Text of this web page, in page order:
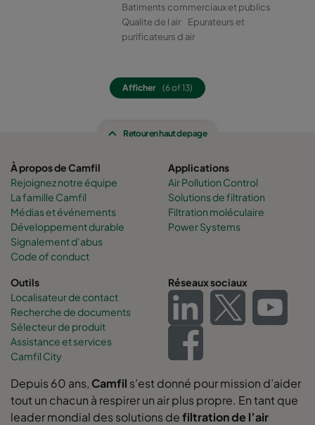
Batiments commerciaux et publics
Qualite de l air
Epurateurs et
purificateurs d air
Afficher (6 of 13)
Retour en haut de page
À propos de Camfil
Rejoignez notre équipe
La famille Camfil
Médias et événements
Développement durable
Signalement d’abus
Code of conduct
Applications
Air Pollution Control
Solutions de filtration
Filtration moléculaire
Power Systems
Outils
Localisateur de contact
Recherche de documents
Sélecteur de produit
Assistance et services
Camfil City
Réseaux sociaux
Depuis 60 ans, Camfil s’est donné pour mission d’aider
tout un chacun à respirer un air plus propre. En tant que
leader mondial des solutions defiltration de l’air